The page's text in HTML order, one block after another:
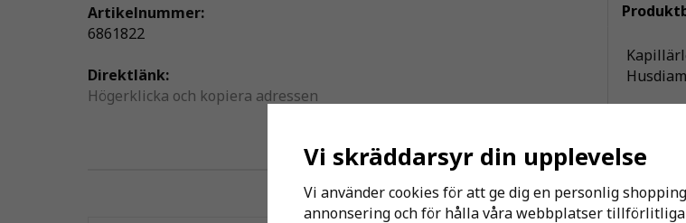
Artikelnummer:
6861822
Direktlänk:
Högerklicka och kopiera adressen
Andra har även
Vi skräddarsyr din upplevelse
Vi använder cookies för att ge dig en personlig
annonsering och för hålla våra webbplatser tillförlitliga